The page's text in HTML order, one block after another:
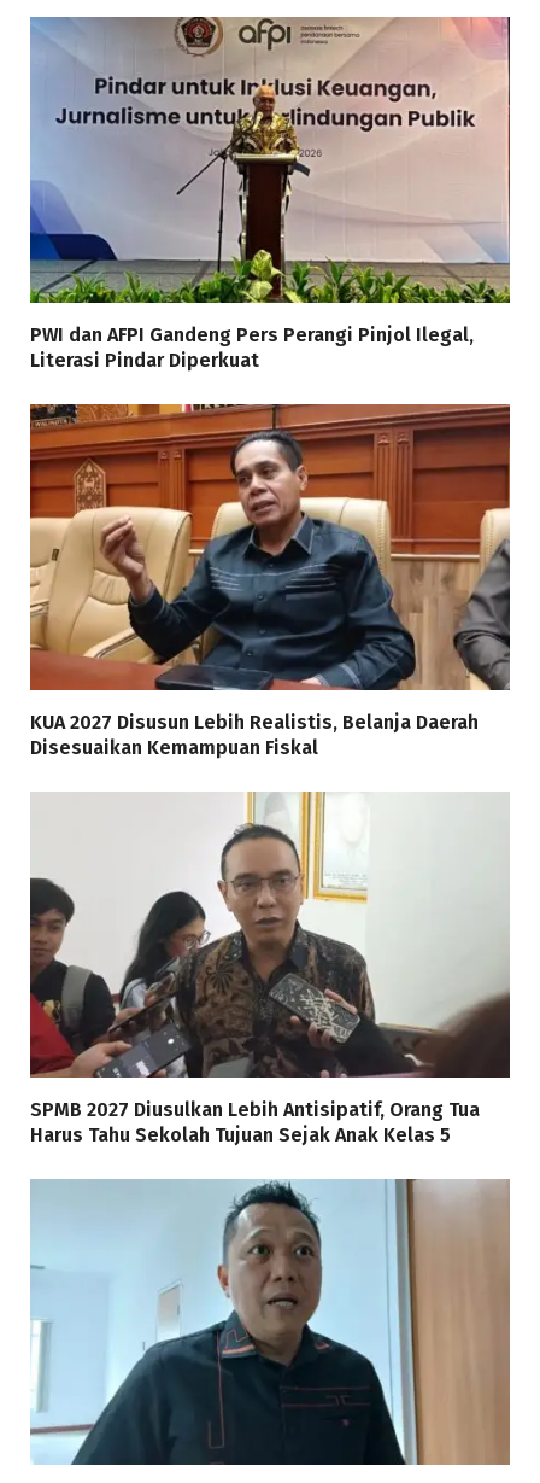
PWI dan AFPI Gandeng Pers Perangi Pinjol Ilegal,
Literasi Pindar Diperkuat
KUA 2027 Disusun Lebih Realistis, Belanja Daerah
Disesuaikan Kemampuan Fiskal
SPMB 2027 Diusulkan Lebih Antisipatif, Orang Tua
Harus Tahu Sekolah Tujuan Sejak Anak Kelas 5